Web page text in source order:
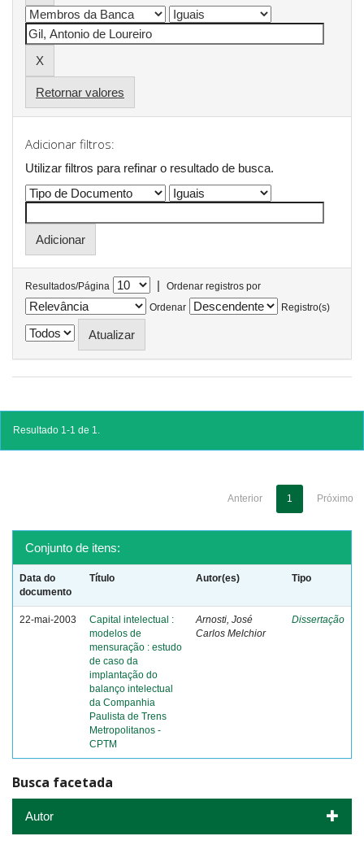
Retornar valores
Adicionar filtros:
Utilizar filtros para refinar o resultado de busca.
Resultados/Página |
Ordenar registros por
Ordenar
Registro(s)
Resultado 1-1 de 1.
Anterior 1 Próximo
Conjunto de itens:
Data do
documento
Título Autor(es) Tipo
22-mai-2003
Capital intelectual :
modelos de
mensuração : estudo
de caso da
implantação do
balanço intelectual
da Companhia
Paulista de Trens
Metropolitanos -
CPTM
Arnosti, José
Carlos Melchior
Dissertação
Busca facetada
Autor